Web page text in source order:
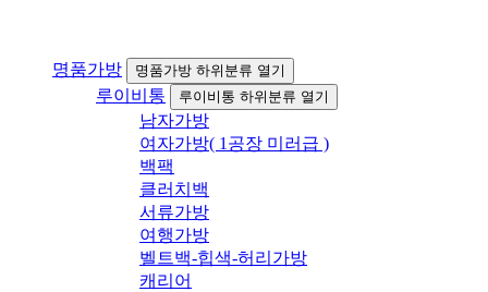
명품가방 명품가방 하위분류 열기
루이비통 루이비통 하위분류 열기
남자가방
여자가방( 1공장 미러급 )
백팩
클러치백
서류가방
여행가방
벨트백-힙색-허리가방
캐리어